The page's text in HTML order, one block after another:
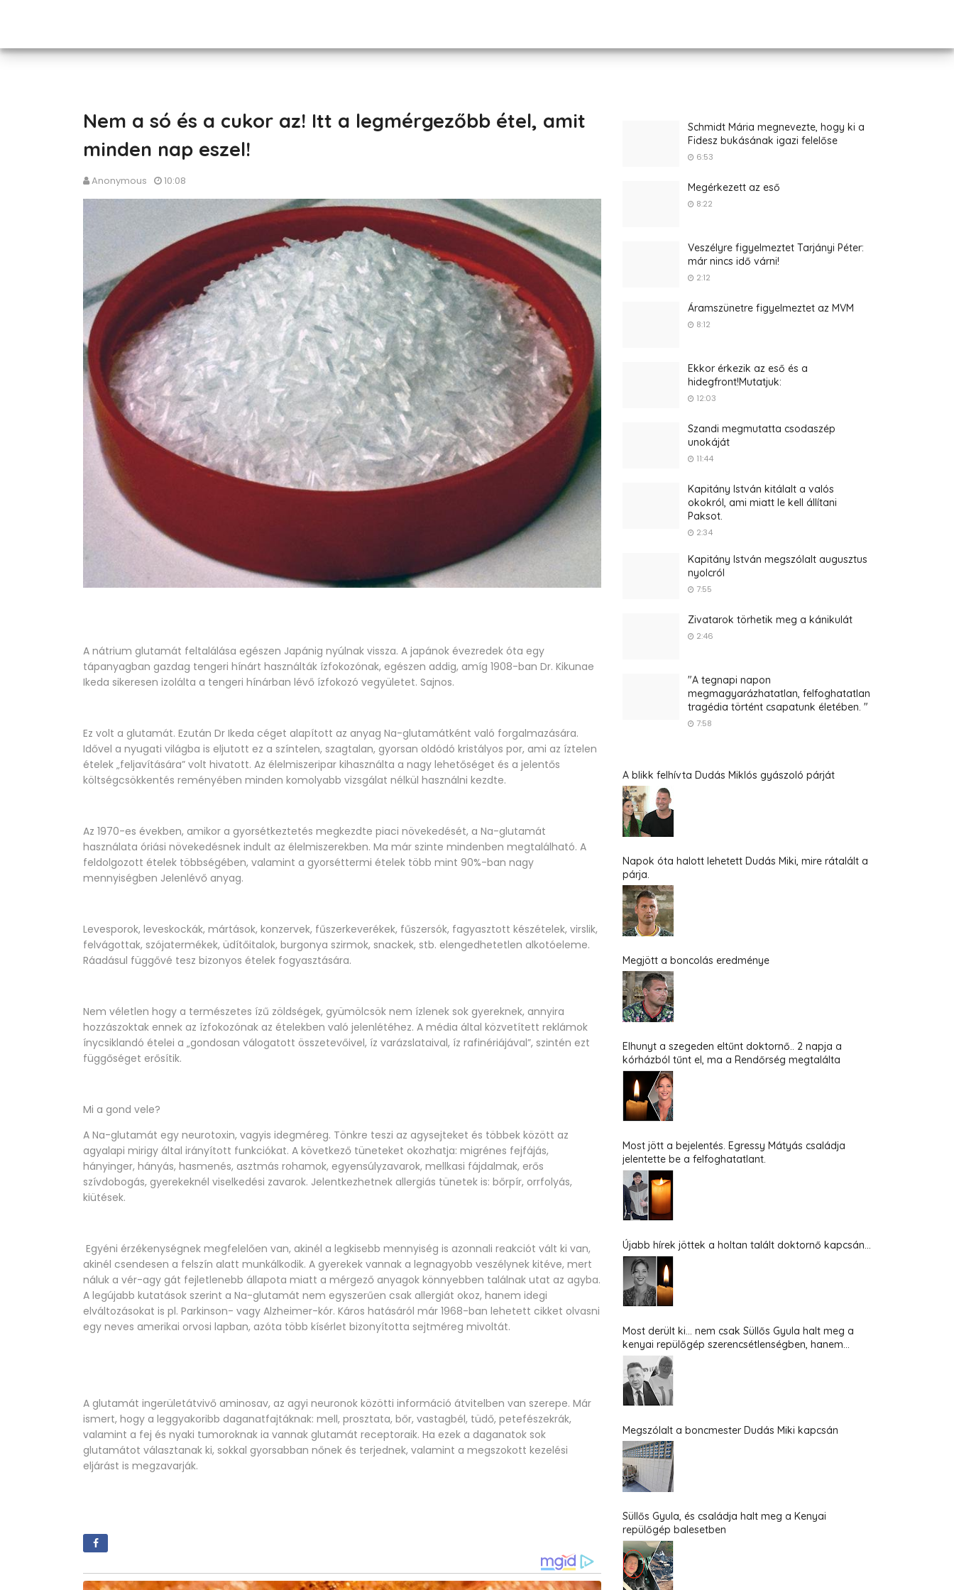
Nem a só és a cukor az! Itt a legmérgezőbb étel, amit
minden nap eszel!
Anonymous 10:08
A nátrium glutamát feltalálása egészen Japánig nyúlnak vissza. A japánok évezredek óta egy
tápanyagban gazdag tengeri hínárt használták ízfokozónak, egészen addig, amíg 1908-ban Dr. Kikunae
Ikeda sikeresen izolálta a tengeri hínárban lévő ízfokozó vegyületet. Sajnos.
Ez volt a glutamát. Ezután Dr Ikeda céget alapított az anyag Na-glutamátként való forgalmazására.
Idővel a nyugati világba is eljutott ez a színtelen, szagtalan, gyorsan oldódó kristályos por, ami az íztelen
ételek „feljavítására” volt hivatott. Az élelmiszeripar kihasználta a nagy lehetőséget és a jelentős
költségcsökkentés reményében minden komolyabb vizsgálat nélkül használni kezdte.
Az 1970-es években, amikor a gyorsétkeztetés megkezdte piaci növekedését, a Na-glutamát
használata óriási növekedésnek indult az élelmiszerekben. Ma már szinte mindenben megtalálható. A
feldolgozott ételek többségében, valamint a gyorséttermi ételek több mint 90%-ban nagy
mennyiségben Jelenlévő anyag.
Levesporok, leveskockák, mártások, konzervek, fűszerkeverékek, fűszersók, fagyasztott készételek, virslik,
felvágottak, szójatermékek, üdítőitalok, burgonya szirmok, snackek, stb. elengedhetetlen alkotóeleme.
Ráadásul függővé tesz bizonyos ételek fogyasztására.
Nem véletlen hogy a természetes ízű zöldségek, gyümölcsök nem ízlenek sok gyereknek, annyira
hozzászoktak ennek az ízfokozónak az ételekben való jelenlétéhez. A média által közvetített reklámok
ínycsiklandó ételei a „gondosan válogatott összetevőivel, íz varázslataival, íz rafinériájával”, szintén ezt
függőséget erősítik.
Mi a gond vele?
A Na-glutamát egy neurotoxin, vagyis idegméreg. Tönkre teszi az agysejteket és többek között az
agyalapi mirigy által irányított funkciókat. A következő tüneteket okozhatja: migrénes fejfájás,
hányinger, hányás, hasmenés, asztmás rohamok, egyensúlyzavarok, mellkasi fájdalmak, erős
szívdobogás, gyerekeknél viselkedési zavarok. Jelentkezhetnek allergiás tünetek is: bőrpír, orrfolyás,
kiütések.
Egyéni érzékenységnek megfelelően van, akinél a legkisebb mennyiség is azonnali reakciót vált ki van,
akinél csendesen a felszín alatt munkálkodik. A gyerekek vannak a legnagyobb veszélynek kitéve, mert
náluk a vér-agy gát fejletlenebb állapota miatt a mérgező anyagok könnyebben találnak utat az agyba.
A legújabb kutatások szerint a Na-glutamát nem egyszerűen csak allergiát okoz, hanem idegi
elváltozásokat is pl. Parkinson- vagy Alzheimer-kór. Káros hatásáról már 1968-ban lehetett cikket olvasni
egy neves amerikai orvosi lapban, azóta több kísérlet bizonyította sejtméreg mivoltát.
A glutamát ingerületátvivő aminosav, az agyi neuronok közötti információ átvitelben van szerepe. Már
ismert, hogy a leggyakoribb daganatfajtáknak: mell, prosztata, bőr, vastagbél, tüdő, petefészekrák,
valamint a fej és nyaki tumoroknak ia vannak glutamát receptoraik. Ha ezek a daganatok sok
glutamátot választanak ki, sokkal gyorsabban nőnek és terjednek, valamint a megszokott kezelési
eljárást is megzavarják.
Schmidt Mária megnevezte, hogy ki a
Fidesz bukásának igazi felelőse
6:53
Megérkezett az eső
8:22
Veszélyre figyelmeztet Tarjányi Péter:
már nincs idő várni!
2:12
Áramszünetre figyelmeztet az MVM
8:12
Ekkor érkezik az eső és a
hidegfront!Mutatjuk:
12:03
Szandi megmutatta csodaszép
unokáját
11:44
Kapitány István kitálalt a valós
okokról, ami miatt le kell állítani
Paksot.
2:34
Kapitány István megszólalt augusztus
nyolcról
7:55
Zivatarok törhetik meg a kánikulát
2:46
"A tegnapi napon
megmagyarázhatatlan, felfoghatatlan
tragédia történt csapatunk életében. "
7:58
A blikk felhívta Dudás Miklós gyászoló párját
Napok óta halott lehetett Dudás Miki, mire rátalált a
párja.
Megjött a boncolás eredménye
Elhunyt a szegeden eltűnt doktornő.. 2 napja a
kórházból tűnt el, ma a Rendőrség megtalálta
Most jött a bejelentés. Egressy Mátyás családja
jelentette be a felfoghatatlant.
Újabb hírek jöttek a holtan talált doktornő kapcsán...
Most derült ki... nem csak Süllős Gyula halt meg a
kenyai repülőgép szerencsétlenségben, hanem...
Megszólalt a boncmester Dudás Miki kapcsán
Süllős Gyula, és családja halt meg a Kenyai
repülőgép balesetben